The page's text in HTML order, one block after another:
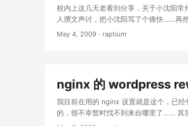
过它，在我还是大一的时候，我懒得动
什么都不会， 那门课 我得了 B-……尽管
数学计算软件摆在眼前，我就觉得有些
的数学我也可能学的不够好。对我来说，
到 1 的定积分是 1/3，还附带一个图，标
让质量为1千克的物体产生1米每平方秒
Kong，它会告诉你香港中文大学成立于
1万2千美元一年；输入 mortgage 5% 3
校内上这几天老看到分享，关于小沈阳
人撰文声讨，把小沈阳骂了个痛快……再
加入讨论的同学，那是吵得相当热闹……
May 4, 2009 · raptium
nginx 的 wordpress
我目前在用的 nginx 设置就是这个，已
的，很不幸暂时找不到来自哪里了……
www.example.net; location / { index